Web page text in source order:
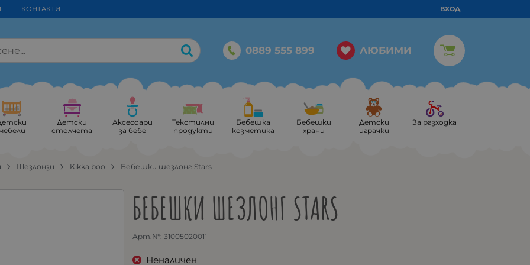
КОНТАКТИ ВХОД
0889 555 899 ЛЮБИМИ
Детски
столчета
Аксесоари
за бебе
Текстилни
продукти
Бебешка
козметика
Бебешки
храни
Детски
играчки
За разходка
Шезлонзи Kikka boo Бебешки шезлонг Stars
БЕБЕШКИ ШЕЗЛОНГ STARS
Арт.№: 31005020011
Неналичен